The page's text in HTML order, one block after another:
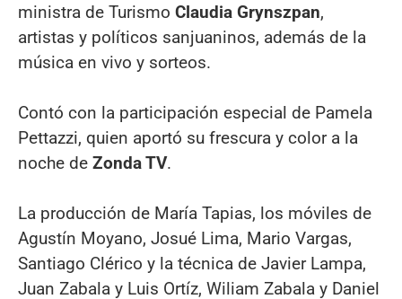
ministra de Turismo Claudia Grynszpan,
artistas y políticos sanjuaninos, además de la
música en vivo y sorteos.
Contó con la participación especial de Pamela
Pettazzi, quien aportó su frescura y color a la
noche de Zonda TV.
La producción de María Tapias, los móviles de
Agustín Moyano, Josué Lima, Mario Vargas,
Santiago Clérico y la técnica de Javier Lampa,
Juan Zabala y Luis Ortíz, Wiliam Zabala y Daniel